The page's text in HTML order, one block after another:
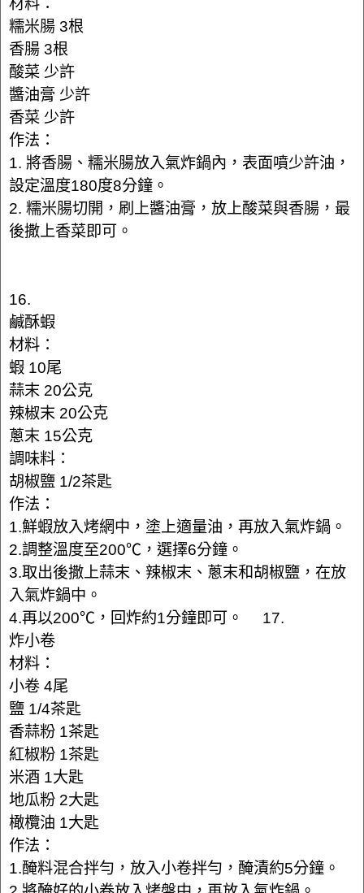
材料：
糯米腸 3根
香腸 3根
酸菜 少許
醬油膏 少許
香菜 少許
作法：
1. 將香腸、糯米腸放入氣炸鍋內，表面噴少許油，
設定溫度180度8分鐘。
2. 糯米腸切開，刷上醬油膏，放上酸菜與香腸，最
後撒上香菜即可。
16.
鹹酥蝦
材料：
蝦 10尾
蒜末 20公克
辣椒末 20公克
蔥末 15公克
調味料：
胡椒鹽 1/2茶匙
作法：
1.鮮蝦放入烤網中，塗上適量油，再放入氣炸鍋。
2.調整溫度至200℃，選擇6分鐘。
3.取出後撒上蒜末、辣椒末、蔥末和胡椒鹽，在放
入氣炸鍋中。
4.再以200℃，回炸約1分鐘即可。 17.
炸小卷
材料：
小卷 4尾
鹽 1/4茶匙
香蒜粉 1茶匙
紅椒粉 1茶匙
米酒 1大匙
地瓜粉 2大匙
橄欖油 1大匙
作法：
1.醃料混合拌勻，放入小卷拌勻，醃漬約5分鐘。